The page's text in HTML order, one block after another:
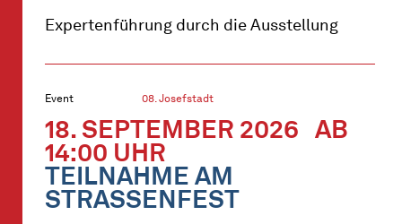
Expertenführung durch die Ausstellung
Event 08. Josefstadt
18. SEPTEMBER 2026 AB
14:00 UHR
TEILNAHME AM
STRASSENFEST